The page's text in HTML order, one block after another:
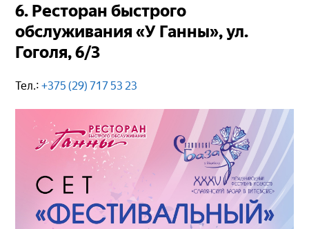
6. Ресторан быстрого
обслуживания «У Ганны», ул.
Гоголя, 6/3
Тел.:+375 (29) 717 53 23